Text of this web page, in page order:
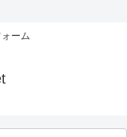
ーム